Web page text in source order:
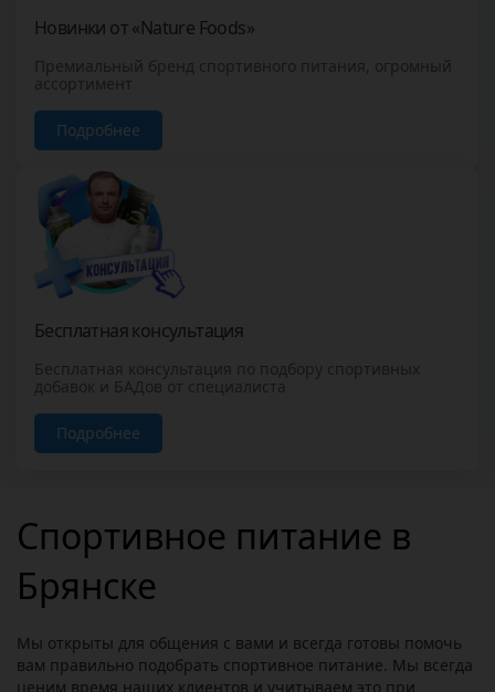
Новинки от «Nature Foods»
Премиальный бренд спортивного питания, огромный
ассортимент
Подробнее
Бесплатная консультация
Бесплатная консультация по подбору спортивных
добавок и БАДов от специалиста
Подробнее
Спортивное питание в
Брянске
Мы открыты для общения с вами и всегда готовы помочь
вам правильно подобрать спортивное питание. Мы всегда
ценим время наших клиентов и учитываем это при